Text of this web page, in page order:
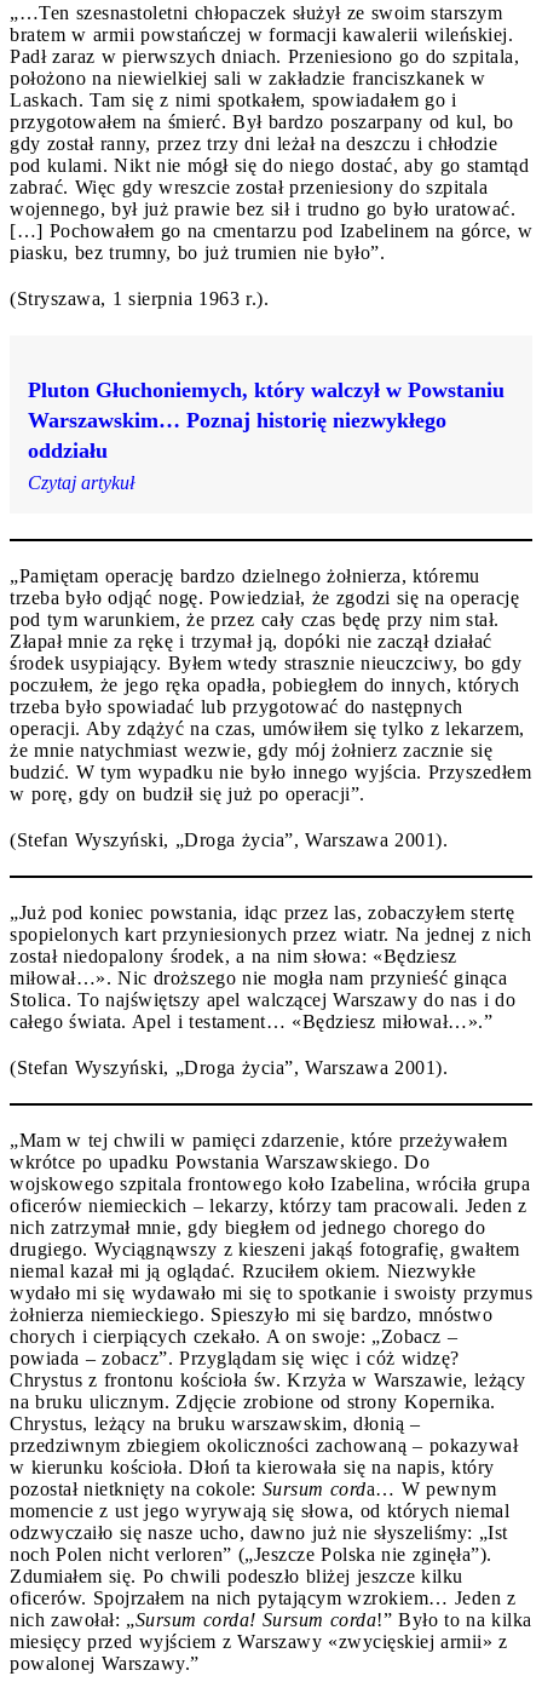
„…Ten szesnastoletni chłopaczek służył ze swoim starszym
bratem w armii powstańczej w formacji kawalerii wileńskiej.
Padł zaraz w pierwszych dniach. Przeniesiono go do szpitala,
położono na niewielkiej sali w zakładzie franciszkanek w
Laskach. Tam się z nimi spotkałem, spowiadałem go i
przygotowałem na śmierć. Był bardzo poszarpany od kul, bo
gdy został ranny, przez trzy dni leżał na deszczu i chłodzie
pod kulami. Nikt nie mógł się do niego dostać, aby go stamtąd
zabrać. Więc gdy wreszcie został przeniesiony do szpitala
wojennego, był już prawie bez sił i trudno go było uratować.
[…] Pochowałem go na cmentarzu pod Izabelinem na górce, w
piasku, bez trumny, bo już trumien nie było”.
(Stryszawa, 1 sierpnia 1963 r.).
Pluton Głuchoniemych, który walczył w Powstaniu
Warszawskim… Poznaj historię niezwykłego
oddziału
Czytaj artykuł
„Pamiętam operację bardzo dzielnego żołnierza, któremu
trzeba było odjąć nogę. Powiedział, że zgodzi się na operację
pod tym warunkiem, że przez cały czas będę przy nim stał.
Złapał mnie za rękę i trzymał ją, dopóki nie zaczął działać
środek usypiający. Byłem wtedy strasznie nieuczciwy, bo gdy
poczułem, że jego ręka opadła, pobiegłem do innych, których
trzeba było spowiadać lub przygotować do następnych
operacji. Aby zdążyć na czas, umówiłem się tylko z lekarzem,
że mnie natychmiast wezwie, gdy mój żołnierz zacznie się
budzić. W tym wypadku nie było innego wyjścia. Przyszedłem
w porę, gdy on budził się już po operacji”.
(Stefan Wyszyński, „Droga życia”, Warszawa 2001).
„Już pod koniec powstania, idąc przez las, zobaczyłem stertę
spopielonych kart przyniesionych przez wiatr. Na jednej z nich
został niedopalony środek, a na nim słowa: «Będziesz
miłował…». Nic droższego nie mogła nam przynieść ginąca
Stolica. To najświętszy apel walczącej Warszawy do nas i do
całego świata. Apel i testament… «Będziesz miłował…».”
(Stefan Wyszyński, „Droga życia”, Warszawa 2001).
„Mam w tej chwili w pamięci zdarzenie, które przeżywałem
wkrótce po upadku Powstania Warszawskiego. Do
wojskowego szpitala frontowego koło Izabelina, wróciła grupa
oficerów niemieckich – lekarzy, którzy tam pracowali. Jeden z
nich zatrzymał mnie, gdy biegłem od jednego chorego do
drugiego. Wyciągnąwszy z kieszeni jakąś fotografię, gwałtem
niemal kazał mi ją oglądać. Rzuciłem okiem. Niezwykłe
wydało mi się wydawało mi się to spotkanie i swoisty przymus
żołnierza niemieckiego. Spieszyło mi się bardzo, mnóstwo
chorych i cierpiących czekało. A on swoje: „Zobacz –
powiada – zobacz”. Przyglądam się więc i cóż widzę?
Chrystus z frontonu kościoła św. Krzyża w Warszawie, leżący
na bruku ulicznym. Zdjęcie zrobione od strony Kopernika.
Chrystus, leżący na bruku warszawskim, dłonią –
przedziwnym zbiegiem okoliczności zachowaną – pokazywał
w kierunku kościoła. Dłoń ta kierowała się na napis, który
pozostał nietknięty na cokole: Sursum corda… W pewnym
momencie z ust jego wyrywają się słowa, od których niemal
odzwyczaiło się nasze ucho, dawno już nie słyszeliśmy: „Ist
noch Polen nicht verloren” („Jeszcze Polska nie zginęła”).
Zdumiałem się. Po chwili podeszło bliżej jeszcze kilku
oficerów. Spojrzałem na nich pytającym wzrokiem… Jeden z
nich zawołał: „Sursum corda! Sursum corda!” Było to na kilka
miesięcy przed wyjściem z Warszawy «zwycięskiej armii» z
powalonej Warszawy.”